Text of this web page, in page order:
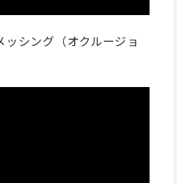
ッシング（オクルージョ